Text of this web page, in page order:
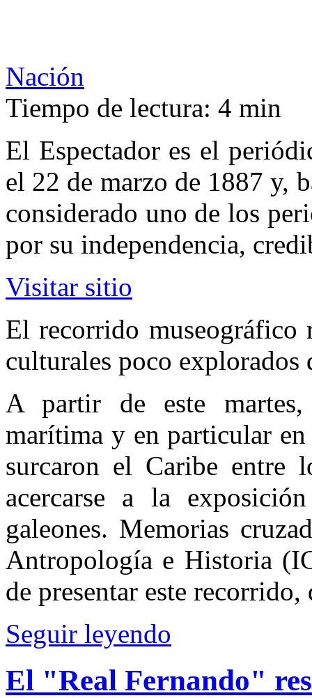
Nación
Tiempo de lectura: 4 min
El Espectador es el
el 22 de marzo de 1887 y,
considerado uno de los
por su independencia,
Visitar sitio
El recorrido museográfico
culturales poco
A partir de este
marítima y en particular
surcaron el Caribe
acercarse a la
galeones. Memorias
Antropología e Historia
de presentar este
Seguir leyendo
El "Real Fernando"